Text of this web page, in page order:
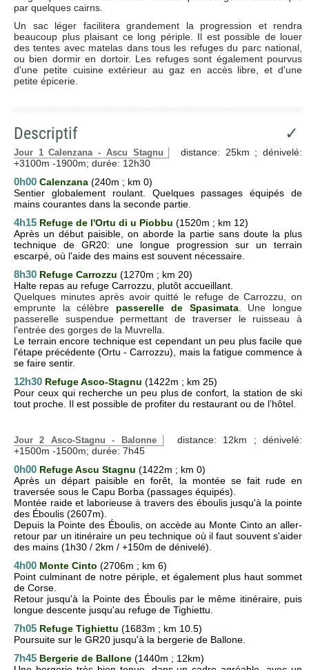
par quelques cairns.
Un sac léger facilitera grandement la progression et rendra
beaucoup plus plaisant ce long périple. Il est possible de louer
des tentes avec matelas dans tous les refuges du parc national,
ou bien dormir en dortoir. Les refuges sont également pourvus
d'une petite cuisine extérieur au gaz en accès libre, et d'une
petite épicerie.
Descriptif ✓
Jour 1 Calenzana - Ascu Stagnu
distance: 25km ; dénivelé:
+3100m -1900m; durée: 12h30
0h00 Calenzana (240m ; km 0)
Sentier globalement roulant. Quelques passages équipés de
mains courantes dans la seconde partie.
4h15 Refuge de l'Ortu di u Piobbu (1520m ; km 12)
Après un début paisible, on aborde la partie sans doute la plus
technique de GR20: une longue progression sur un terrain
escarpé, où l'aide des mains est souvent nécessaire.
8h30 Refuge Carrozzu (1270m ; km 20)
Halte repas au refuge Carrozzu, plutôt accueillant.
Quelques minutes après avoir quitté le refuge de Carrozzu, on
emprunte la célèbre passerelle de Spasimata. Une longue
passerelle suspendue permettant de traverser le ruisseau à
l'entrée des gorges de la Muvrella.
Le terrain encore technique est cependant un peu plus facile que
l'étape précédente (Ortu - Carrozzu), mais la fatigue commence à
se faire sentir.
12h30 Refuge Asco-Stagnu (1422m ; km 25)
Pour ceux qui recherche un peu plus de confort, la station de ski
tout proche. Il est possible de profiter du restaurant ou de l’hôtel.
Jour 2 Asco-Stagnu - Balonne
distance: 12km ; dénivelé:
+1500m -1500m; durée: 7h45
0h00 Refuge Ascu Stagnu (1422m ; km 0)
Après un départ paisible en forêt, la montée se fait rude en
traversée sous le Capu Borba (passages équipés).
Montée raide et laborieuse à travers des éboulis jusqu'à la pointe
des Éboulis (2607m).
Depuis la Pointe des Éboulis, on accède au Monte Cinto an aller-
retour par un itinéraire un peu technique où il faut souvent s'aider
des mains (1h30 / 2km / +150m de dénivelé).
4h00 Monte Cinto (2706m ; km 6)
Point culminant de notre périple, et également plus haut sommet
de Corse.
Retour jusqu'à la Pointe des Éboulis par le même itinéraire, puis
longue descente jusqu'au refuge de Tighiettu.
7h05 Refuge Tighiettu (1683m ; km 10.5)
Poursuite sur le GR20 jusqu'à la bergerie de Ballone.
7h45 Bergerie de Ballone (1440m ; 12km)